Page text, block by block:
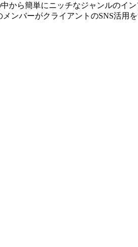
から簡単にニッチなジャンルのイ
ンバーがクライアントのSNS活用を